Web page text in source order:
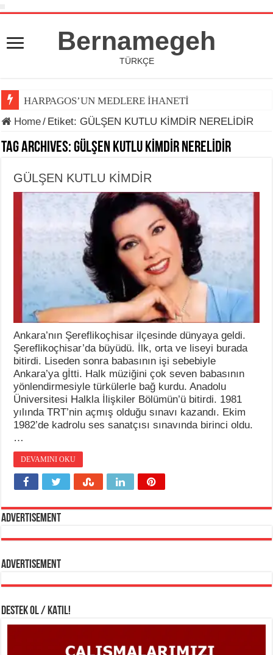
Bernamegeh
TÜRKÇE
HARPAGOS’UN MEDLERE İHANETİ
Home/ Etiket: GÜLŞEN KUTLU KİMDİR NERELİDİR
Tag Archives:GÜLŞEN KUTLU KİMDİR NERELİDİR
GÜLŞEN KUTLU KİMDİR
Ankara’nın Şereflikoçhisar ilçesinde dünyaya geldi.
Şereflikoçhisar’da büyüdü. İlk, orta ve liseyi burada
bitirdi. Liseden sonra babasının işi sebebiyle
Ankara’ya gİtti. Halk müziğini çok seven babasının
yönlendirmesiyle türkülerle bağ kurdu. Anadolu
Üniversitesi Halkla İlişkiler Bölümün’ü bitirdi. 1981
yılında TRT’nin açmış olduğu sınavı kazandı. Ekim
1982’de kadrolu ses sanatçısı sınavında birinci oldu.
…
DEVAMINI OKU
Advertisement
Advertisement
DESTEK OL / KATIL!